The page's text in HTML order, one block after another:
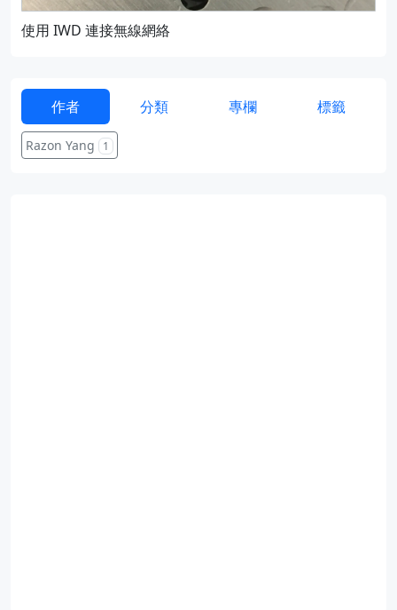
使用 IWD 連接無線網絡
作者 分類 專欄 標籤
Razon Yang 1